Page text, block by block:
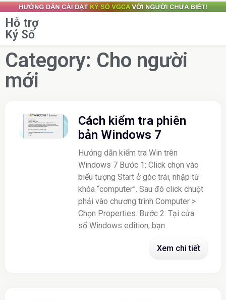
Hỗ trợ
Ký Số
Category: Cho người
mới
Cách kiểm tra phiên
bản Windows 7
Hướng dẫn kiểm tra Win trên
Windows 7 Bước 1: Click chọn vào
biểu tượng Start ở góc trái, nhập từ
khóa “computer”. Sau đó click chuột
phải vào chương trình Computer >
Chọn Properties. Bước 2: Tại cửa
sổ Windows edition, bạn
Xem chi tiết